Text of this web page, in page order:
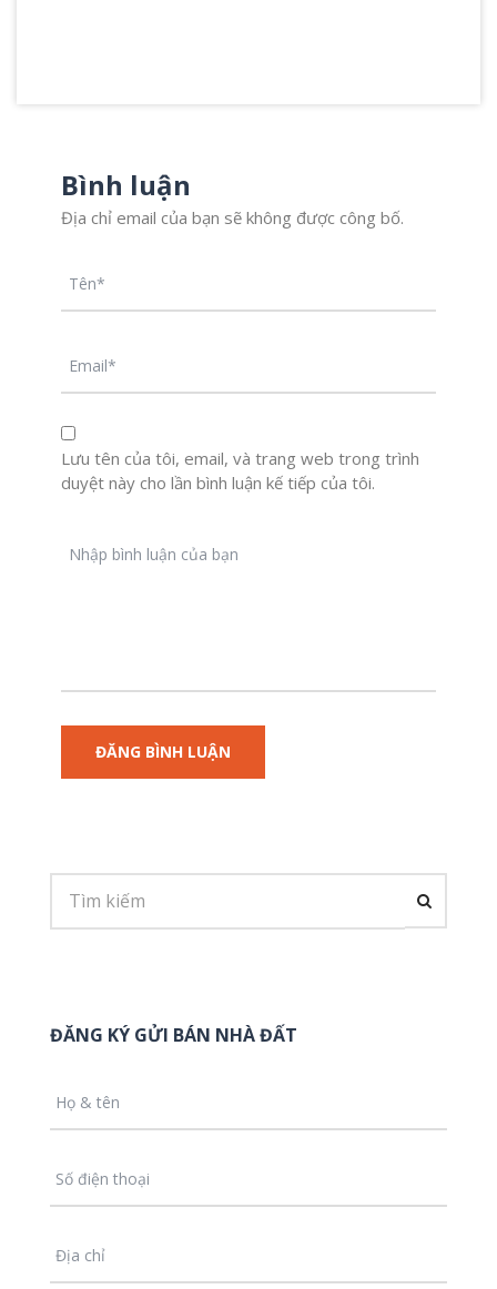
Bình luận
Địa chỉ email của bạn sẽ không được công bố.
Lưu tên của tôi, email, và trang web trong trình
duyệt này cho lần bình luận kế tiếp của tôi.
ĐĂNG KÝ GỬI BÁN NHÀ ĐẤT